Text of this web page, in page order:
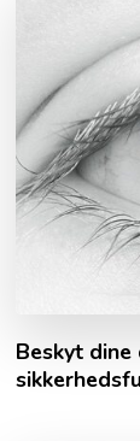
Beskyt